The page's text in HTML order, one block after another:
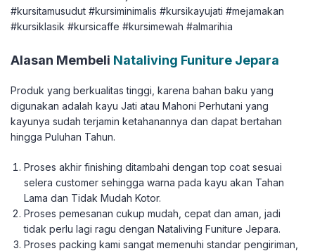
#kursitamusudut #kursiminimalis #kursikayujati #mejamakan
#kursiklasik #kursicaffe #kursimewah #almarihia
Alasan Membeli Nataliving Funiture Jepara
Produk yang berkualitas tinggi, karena bahan baku yang
digunakan adalah kayu Jati atau Mahoni Perhutani yang
kayunya sudah terjamin ketahanannya dan dapat bertahan
hingga Puluhan Tahun.
Proses akhir finishing ditambahi dengan top coat sesuai
selera customer sehingga warna pada kayu akan Tahan
Lama dan Tidak Mudah Kotor.
Proses pemesanan cukup mudah, cepat dan aman, jadi
tidak perlu lagi ragu dengan Nataliving Funiture Jepara.
Proses packing kami sangat memenuhi standar pengiriman,